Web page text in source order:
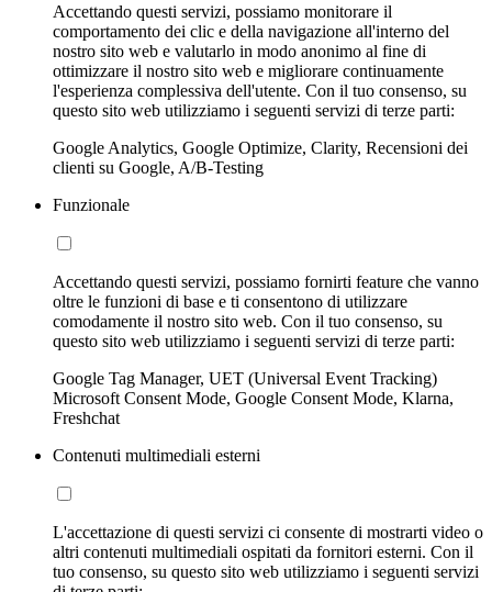
Accettando questi servizi, possiamo monitorare il
comportamento dei clic e della navigazione all'interno del
nostro sito web e valutarlo in modo anonimo al fine di
ottimizzare il nostro sito web e migliorare continuamente
l'esperienza complessiva dell'utente. Con il tuo consenso, su
questo sito web utilizziamo i seguenti servizi di terze parti:
Google Analytics, Google Optimize, Clarity, Recensioni dei
clienti su Google, A/B-Testing
Funzionale
Accettando questi servizi, possiamo fornirti feature che vanno
oltre le funzioni di base e ti consentono di utilizzare
comodamente il nostro sito web. Con il tuo consenso, su
questo sito web utilizziamo i seguenti servizi di terze parti:
Google Tag Manager, UET (Universal Event Tracking)
Microsoft Consent Mode, Google Consent Mode, Klarna,
Freshchat
Contenuti multimediali esterni
L'accettazione di questi servizi ci consente di mostrarti video o
altri contenuti multimediali ospitati da fornitori esterni. Con il
tuo consenso, su questo sito web utilizziamo i seguenti servizi